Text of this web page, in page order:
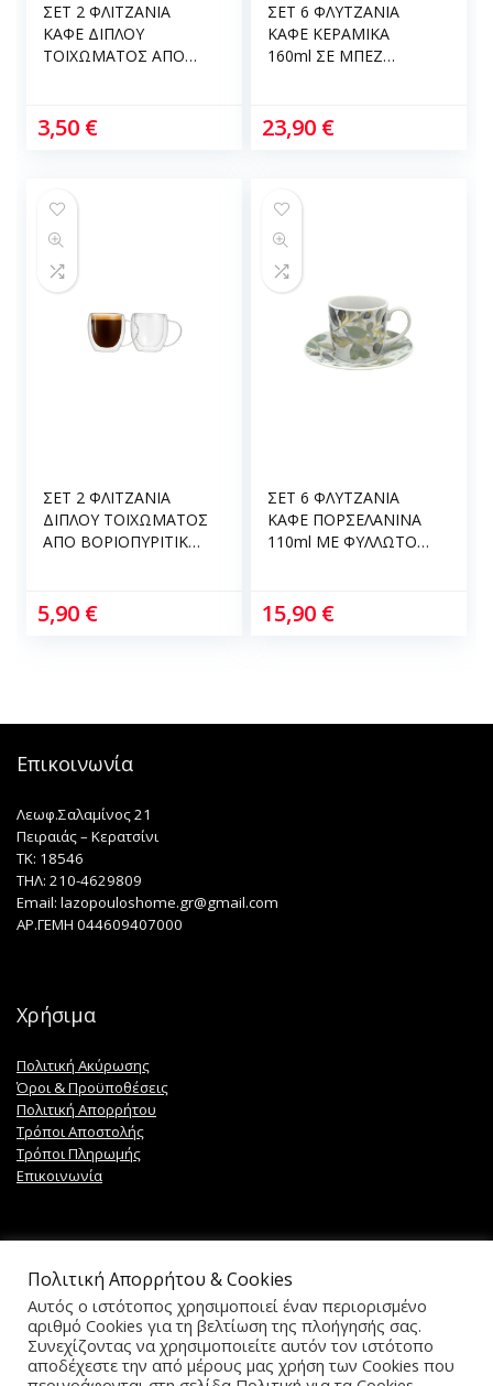
ΣΕΤ 2 ΦΛΙΤΖΑΝΙΑ
ΚΑΦΕ ΔΙΠΛΟΥ
ΤΟΙΧΩΜΑΤΟΣ ΑΠΟ
3,50 €
ΣΕΤ 6 ΦΛΥΤΖΑΝΙΑ
ΚΑΦΕ ΚΕΡΑΜΙΚΑ
160ml ΣΕ ΜΠΕΖ
23,90 €
ΣΕΤ 2 ΦΛΙΤΖΑΝΙΑ
ΔΙΠΛΟΥ ΤΟΙΧΩΜΑΤΟΣ
ΑΠΟ ΒΟΡΙΟΠΥΡΙΤΙΚΟ
5,90 €
ΣΕΤ 6 ΦΛΥΤΖΑΝΙΑ
ΚΑΦΕ ΠΟΡΣΕΛΑΝΙΝΑ
110ml ΜΕ ΦΥΛΛΩΤΟ
15,90 €
Επικοινωνία
Λεωφ.Σαλαμίνος 21
Πειραιάς – Κερατσίνι
TK: 18546
ΤΗΛ: 210-4629809
Email: lazopouloshome.gr@gmail.com
ΑΡ.ΓΕΜΗ 044609407000
Χρήσιμα
Πολιτική Ακύρωσης
Όροι & Προϋποθέσεις
Πολιτική Απορρήτου
Τρόποι Αποστολής
Τρόποι Πληρωμής
Επικοινωνία
Ακολουθήστε μας
Πολιτική Απορρήτου & Cookies
Αυτός ο ιστότοπος χρησιμοποιεί έναν περιορισμένο
αριθμό Cookies για τη βελτίωση της πλοήγησής σας.
Συνεχίζοντας να χρησιμοποιείτε αυτόν τον ιστότοπο
αποδέχεστε την από μέρους μας χρήση των Cookies που